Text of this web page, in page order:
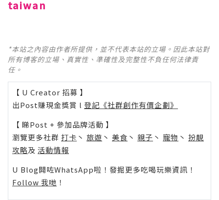
taiwan
*本站之內容由作者所提供，並不代表本站的立場。因此本站對
所有博客的立場、真實性、準確性及完整性不負任何法律責
任。
【 U Creator 招募 】
出Post賺現金獎賞 l 登記《社群創作有價企劃》
【 睇Post + 參加品牌活動 】
瀏覽更多社群 打卡 丶 旅遊 丶 美食 丶 親子 丶 寵物 丶 扮靚
攻略及 活動情報
U Blog開咗WhatsApp啦！發掘更多吃喝玩樂資訊！
Follow 我哋 ！